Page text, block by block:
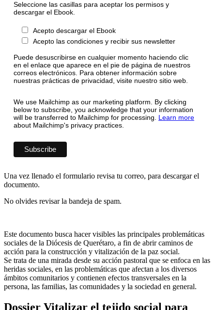
Seleccione las casillas para aceptar los permisos y
descargar el Ebook.
Acepto descargar el Ebook
Acepto las condiciones y recibir sus newsletter
Puede desuscribirse en cualquier momento haciendo clic
en el enlace que aparece en el pie de página de nuestros
correos electrónicos. Para obtener información sobre
nuestras prácticas de privacidad, visite nuestro sitio web.
We use Mailchimp as our marketing platform. By clicking
below to subscribe, you acknowledge that your information
will be transferred to Mailchimp for processing. Learn more
about Mailchimp's privacy practices.
Una vez llenado el formulario revisa tu correo, para descargar el
documento.
No olvides revisar la bandeja de spam.
Este documento busca hacer visibles las principales problemáticas
sociales de la Diócesis de Querétaro, a fin de abrir caminos de
acción para la construcción y vitalización de la paz social.
Se trata de una mirada desde su acción pastoral que se enfoca en las
heridas sociales, en las problemáticas que afectan a los diversos
ámbitos comunitarios y contienen efectos transversales en la
persona, las familias, las comunidades y la sociedad en general.
Dossier Vitalizar el tejido social para